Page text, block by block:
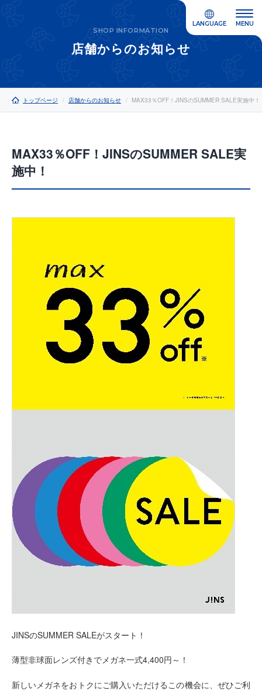
LANGUAGE MENU
SHOP INFORMATION
店舗からのお知らせ
トップページ 店舗からのお知らせ MAX33％OFF！JINSのSUMMER SALE実施中！
MAX33％OFF！JINSのSUMMER SALE実
施中！
JINSのSUMMER SALEがスタート！
薄型非球面レンズ付きでメガネ一式4,400円～！
新しいメガネをおトクにご購入いただけるこの機会に、ぜひご利